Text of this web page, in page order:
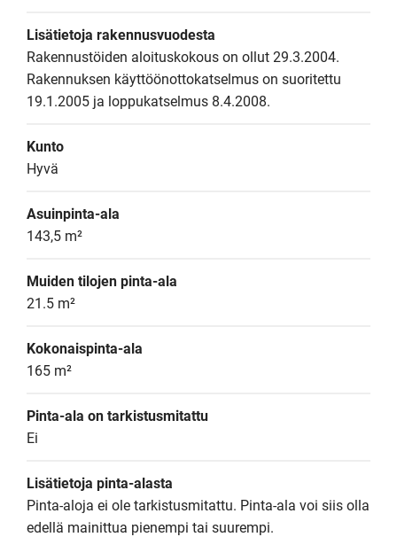
Lisätietoja rakennusvuodesta
Rakennustöiden aloituskokous on ollut 29.3.2004.
Rakennuksen käyttöönottokatselmus on suoritettu
19.1.2005 ja loppukatselmus 8.4.2008.
Kunto
Hyvä
Asuinpinta-ala
143,5 m²
Muiden tilojen pinta-ala
21.5 m²
Kokonaispinta-ala
165 m²
Pinta-ala on tarkistusmitattu
Ei
Lisätietoja pinta-alasta
Pinta-aloja ei ole tarkistusmitattu. Pinta-ala voi siis olla
edellä mainittua pienempi tai suurempi.